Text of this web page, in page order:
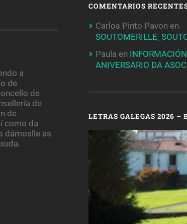
a
de
de
de
de
como da
dámoslle as
COMENTARIOS
Carlos Pinto Pavon en
Paula en
ANIVERSARIO DA
LETRAS GALEGAS 2026 –